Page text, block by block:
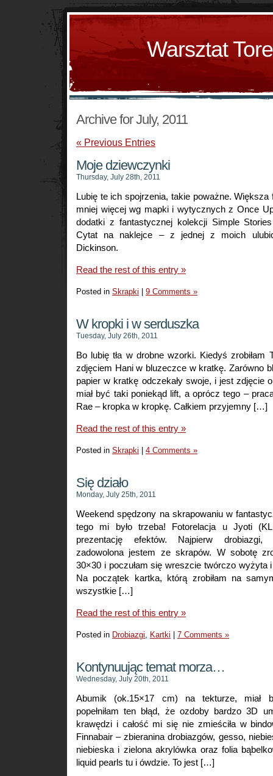
Warsztat
Archive for July, 2011
« Previous Entries
Moje dziewczynki
Thursday, July 28th, 2011
Lubię te ich spojrzenia, takie poważne.
mniej więcej wg mapki i wytycznych z Once
dodatki z fantastycznej kolekcji Simple
Cytat na naklejce – z jednej z moich
Dickinson.
Read the rest of this entry »
Posted in Skrapki 9 Comments »
W kropki i w serduszka
Tuesday, July 26th, 2011
Bo lubię tła w drobne wzorki. Kiedyś zrobiłam
zdjęciem Hani w bluzeczce w kratkę. Zarówno
papier w kratkę odczekały swoje, i jest zdjęcie
miał być taki poniekąd lift, a oprócz tego –
Rae – kropka w kropkę. Całkiem przyjemny […]
Read the rest of this entry »
Posted in Skrapki 4 Comments »
Się działo
Monday, July 25th, 2011
Weekend spędzony na skrapowaniu w
tego mi było trzeba! Fotorelacja u Jyoti
prezentację efektów. Najpierw drobiazgi,
zadowolona jestem ze skrapów. W sobotę
30×30 i poczułam się wreszcie twórczo wyżyta
Na początek kartka, którą zrobiłam na
wszystkie […]
Read the rest of this entry »
Posted in Drobiazgi, Kartki 7 Comments »
Kontynuując temat morza…
Wednesday, July 20th, 2011
Abumik (ok.15×17 cm) na tekturze, miał
popełniłam ten błąd, że ozdoby bardzo 3D
krawędzi i całość mi się nie zmieściła w
Finnabair – zbieranina drobiazgów, gesso,
niebieska i zielona akrylówka oraz folia
liquid pearls tu i ówdzie. To jest […]